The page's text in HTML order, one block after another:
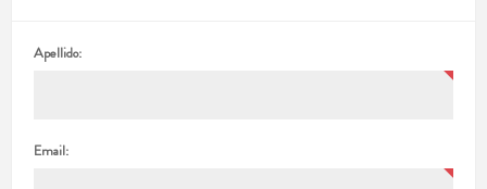
Apellido:
Email: